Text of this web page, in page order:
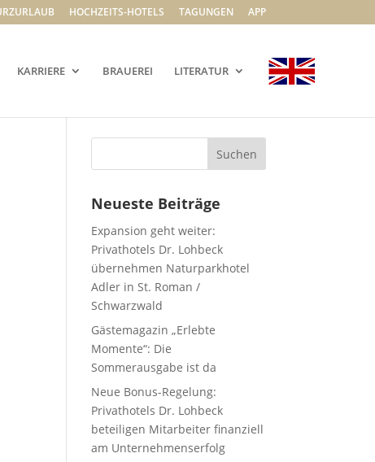
HOCHZEITS-HOTELS TAGUNGEN APP
KARRIERE BRAUEREI LITERATUR
Neueste Beiträge
Expansion geht weiter:
Privathotels Dr. Lohbeck
übernehmen Naturparkhotel
Adler in St. Roman /
Schwarzwald
Gästemagazin „Erlebte
Momente“: Die
Sommerausgabe ist da
Neue Bonus-Regelung:
Privathotels Dr. Lohbeck
beteiligen Mitarbeiter finanziell
am Unternehmenserfolg